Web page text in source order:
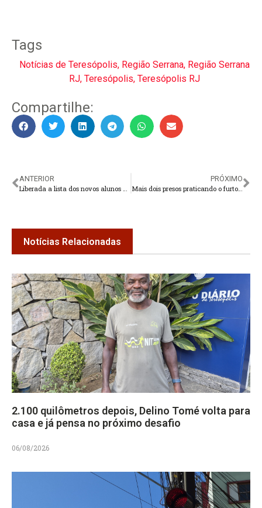
Tags
Notícias de Teresópolis, Região Serrana, Região Serrana
RJ, Teresópolis, Teresópolis RJ
Compartilhe:
ANTERIOR
Liberada a lista dos novos alunos da Escola Municipal de Música de Teresópolis
PRÓXIMO
Mais dois presos praticando o furto de fios em postes em Teresópolis
Notícias Relacionadas
2.100 quilômetros depois, Delino Tomé volta para
casa e já pensa no próximo desafio
06/08/2026